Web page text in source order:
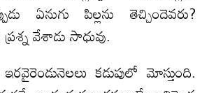
ఏనుగు పిల్లను తెచ్చిందెవరు?
వేశాడు సాధువు.
కడుపులో మోస్తుంది.